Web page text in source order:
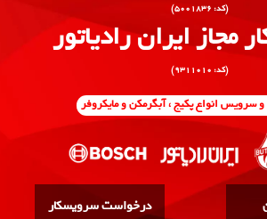
(کد: ۵۰۰۱۸۳۶)
مجاز ایران رادیاتور
(کد: ۹۳۱۱۰۱۰)
سرویس انواع پکیج ، آبگرمکن و مایکروفر
درخواست سرویسکار